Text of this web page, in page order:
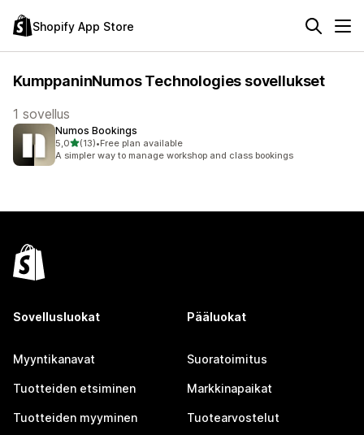
Shopify App Store
KumppaninNumos Technologies sovellukset
1 sovellus
Numos Bookings
5,0/ 5 tähteä
(13)
13 arvostelua yhteensä
•Free plan available
A simpler way to manage workshop and class bookings
Sovellusluokat
Myyntikanavat
Tuotteiden etsiminen
Tuotteiden myyminen
Pääluokat
Suoratoimitus
Markkinapaikat
Tuotearvostelut